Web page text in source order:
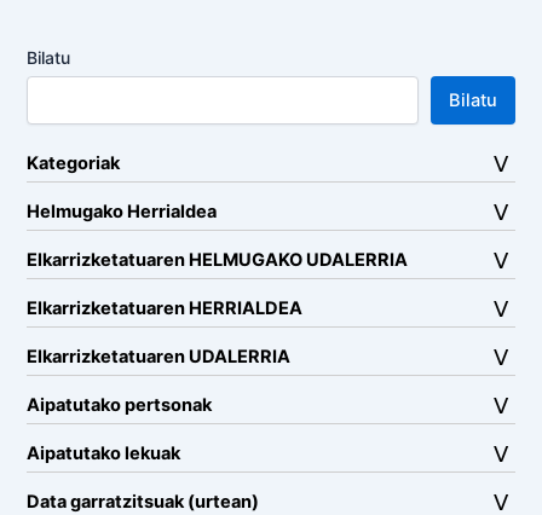
Bilatu
Bilatu
Kategoriak
Helmugako Herrialdea
Elkarrizketatuaren HELMUGAKO UDALERRIA
Elkarrizketatuaren HERRIALDEA
Elkarrizketatuaren UDALERRIA
Aipatutako pertsonak
Aipatutako lekuak
Data garratzitsuak (urtean)